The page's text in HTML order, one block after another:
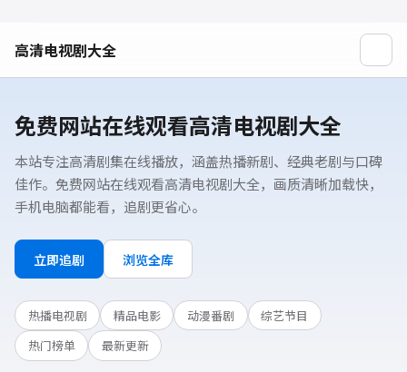
高清电视剧大全
免费网站在线观看高清电视剧大全
本站专注高清剧集在线播放，涵盖热播新剧、经典老剧与口碑
佳作。免费网站在线观看高清电视剧大全，画质清晰加载快，
手机电脑都能看，追剧更省心。
立即追剧 浏览全库
热播电视剧 精品电影 动漫番剧
综艺节目
热门榜单
最新更新